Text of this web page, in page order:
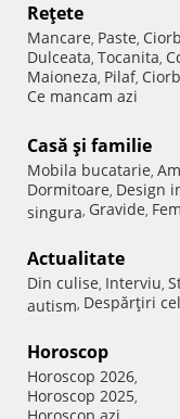
Reţete
Mancare, Paste,
Dulceata, Tocanita,
Maioneza, Pilaf,
Ce mancam azi
Casă şi familie
Mobila bucatarie,
Dormitoare, Design
singura, Gravide,
Actualitate
Din culise, Interviu,
autism, Despărţiri
Horoscop
Horoscop 2026,
Horoscop 2025,